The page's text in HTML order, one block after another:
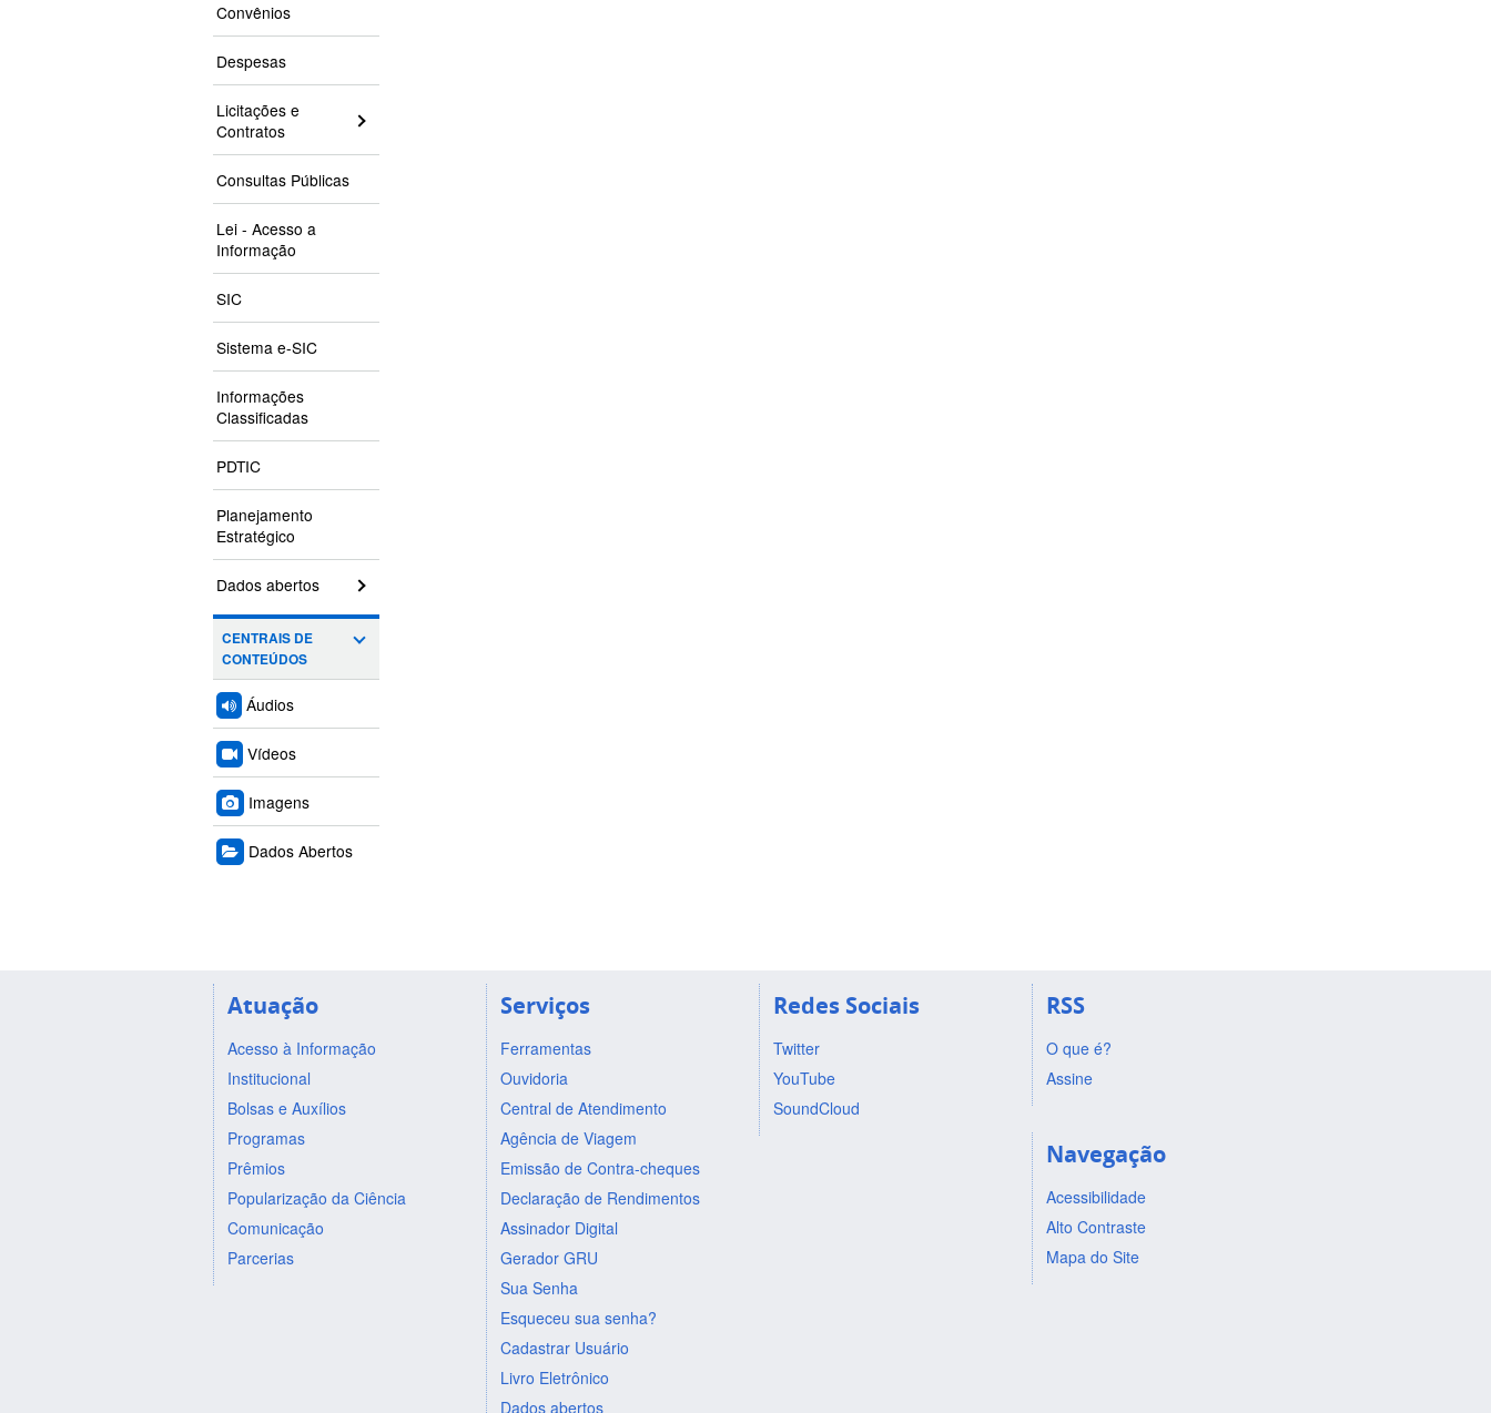
Convênios
Despesas
Licitações e
Contratos
Consultas Públicas
Lei - Acesso a
Informação
SIC
Sistema e-SIC
Informações
Classificadas
PDTIC
Planejamento
Estratégico
Dados abertos
CENTRAIS DE
CONTEÚDOS
Áudios
Vídeos
Imagens
Dados Abertos
Atuação
Acesso à Informação
Institucional
Bolsas e Auxílios
Programas
Prêmios
Popularização da Ciência
Comunicação
Parcerias
Serviços
Ferramentas
Ouvidoria
Central de Atendimento
Agência de Viagem
Emissão de Contra-cheques
Declaração de Rendimentos
Assinador Digital
Gerador GRU
Sua Senha
Esqueceu sua senha?
Cadastrar Usuário
Livro Eletrônico
Dados abertos
Redes Sociais
Twitter
YouTube
SoundCloud
RSS
O que é?
Assine
Navegação
Acessibilidade
Alto Contraste
Mapa do Site